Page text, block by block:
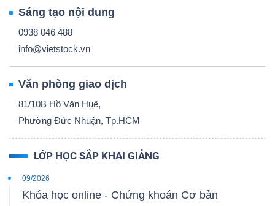
Sáng tạo nội dung
0938 046 488
info@vietstock.vn
Văn phòng giao dịch
81/10B Hồ Văn Huê,
Phường Đức Nhuận, Tp.HCM
LỚP HỌC SẮP KHAI GIẢNG
09/2026
Khóa học online - Chứng khoán Cơ bản